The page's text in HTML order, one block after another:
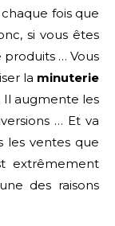
fois que
si vous êtes
… Vous
la minuterie
Il augmente les
… Et va
les ventes que
extrêmement
des raisons